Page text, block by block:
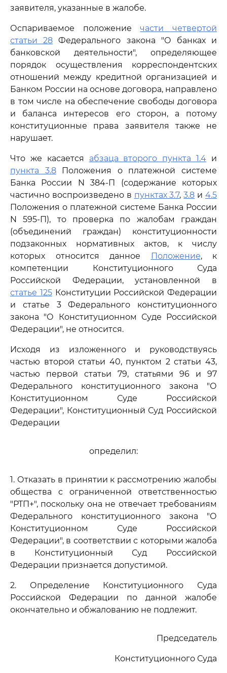
заявителя, указанные в жалобе.
Оспариваемое положениечасти четвертой
статьи 28 Федерального закона "О банках и
банковской деятельности", определяющее
порядок осуществления корреспондентских
отношений между кредитной организацией и
Банком России на основе договора, направлено
в том числе на обеспечение свободы договора
и баланса интересов его сторон, а потому
конституционные права заявителя также не
нарушает.
Что же касается абзаца второго пункта 1.4 и
пункта 3.8Положения о платежной системе
Банка России N 384-П (содержание которых
частично воспроизведено в пунктах 3.7,3.8 и4.5
Положения о платежной системе Банка России
N 595-П), то проверка по жалобам граждан
(объединений граждан) конституционности
подзаконных нормативных актов, к числу
которых относится данное
Положение, к
компетенции Конституционного Суда
Российской Федерации, установленной в
статье 125Конституции Российской Федерации
и статье 3 Федерального конституционного
закона "О Конституционном Суде Российской
Федерации", не относится.
Исходя из изложенного и руководствуясь
частью второй статьи 40, пунктом 2 статьи 43,
частью первой статьи 79, статьями 96 и 97
Федерального конституционного закона "О
Конституционном Суде Российской
Федерации", Конституционный Суд Российской
Федерации
определил:
1. Отказать в принятии к рассмотрению жалобы
общества с ограниченной ответственностью
"РТП+", поскольку она не отвечает требованиям
Федерального конституционного закона "О
Конституционном Суде Российской
Федерации", в соответствии с которыми жалоба
в Конституционный Суд Российской
Федерации признается допустимой.
2. Определение Конституционного Суда
Российской Федерации по данной жалобе
окончательно и обжалованию не подлежит.
Председатель
Конституционного Суда